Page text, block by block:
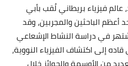
عالم فيزياء بريطاني لُقب بأبي
أعظم الباحثين والمجربين، وقد
في دراسة النشاط الإشعاعي
إلى اكتشاف الفيزياء النووية،